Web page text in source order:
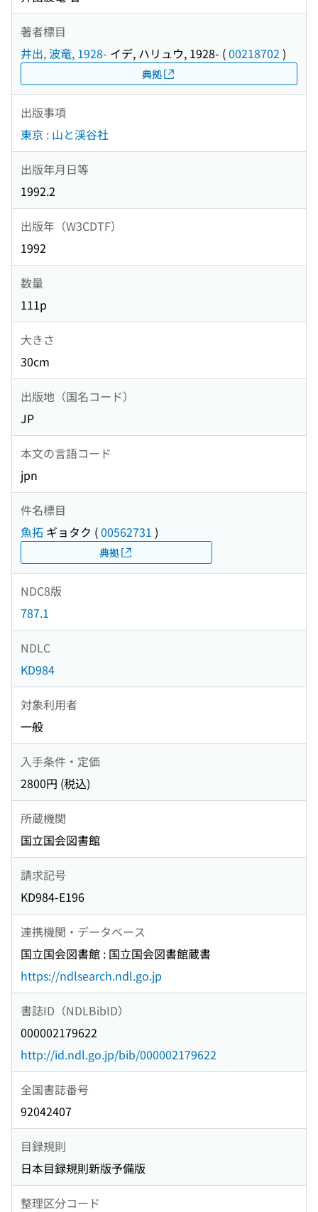
著者標目
井出, 波竜, 1928- イデ, ハリュウ, 1928- (00218702 )
典拠
出版事項
東京 : 山と渓谷社
出版年月日等
1992.2
出版年（W3CDTF）
1992
数量
111p
大きさ
30cm
出版地（国名コード）
JP
本文の言語コード
jpn
件名標目
魚拓 ギョタク (00562731 )
典拠
NDC8版
787.1
NDLC
KD984
対象利用者
一般
入手条件・定価
2800円 (税込)
所蔵機関
国立国会図書館
請求記号
KD984-E196
連携機関・データベース
国立国会図書館 : 国立国会図書館蔵書
https://ndlsearch.ndl.go.jp
書誌ID（NDLBibID）
000002179622
http://id.ndl.go.jp/bib/000002179622
全国書誌番号
92042407
目録規則
日本目録規則新版予備版
整理区分コード